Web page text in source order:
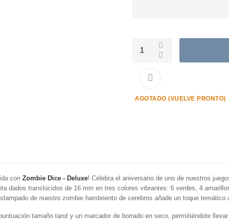
AGOTADO (VUELVE PRONTO)
con Zombie Dice - Deluxe! Celebra el aniversario de uno de nuestros
dados translúcidos de 16 mm en tres colores vibrantes: 6 verdes, 4
de nuestro zombie hambriento de cerebros añade un toque temático
tamaño tarot y un marcador de borrado en seco, permitiéndote